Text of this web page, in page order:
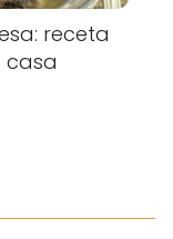
receta
casa